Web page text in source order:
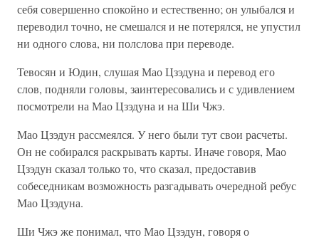
себя совершенно спокойно и естественно; он улыбался и
переводил точно, не смешался и не потерялся, не упустил
ни одного слова, ни полслова при переводе.
Тевосян и Юдин, слушая Мао Цзэдуна и перевод его
слов, подняли головы, заинтересовались и с удивлением
посмотрели на Мао Цзэдуна и на Ши Чжэ.
Мао Цзэдун рассмеялся. У него были тут свои расчеты.
Он не собирался раскрывать карты. Иначе говоря, Мао
Цзэдун сказал только то, что сказал, предоставив
собеседникам возможность разгадывать очередной ребус
Мао Цзэдуна.
Ши Чжэ же понимал, что Мао Цзэдун, говоря о